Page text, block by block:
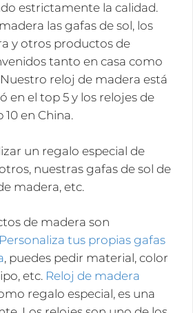
estrictamente la calidad.
las gafas de sol, los
y otros productos de
tanto en casa como
reloj de madera está
en el top 5 y los relojes de
en China.
un regalo especial de
nuestras gafas de sol de
madera, etc.
de madera son
Personaliza tus propias gafas
, puedes pedir material, color
etc. Reloj de madera
regalo especial, es una